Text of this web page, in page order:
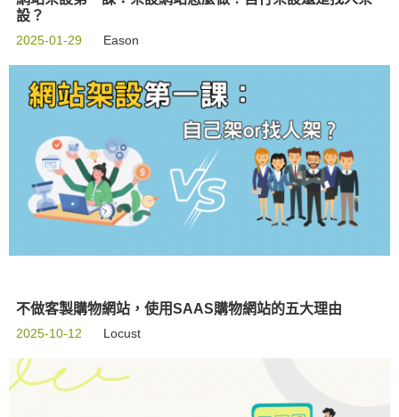
設？
2025-01-29 Eason
不做客製購物網站，使用SAAS購物網站的五大理由
2025-10-12 Locust